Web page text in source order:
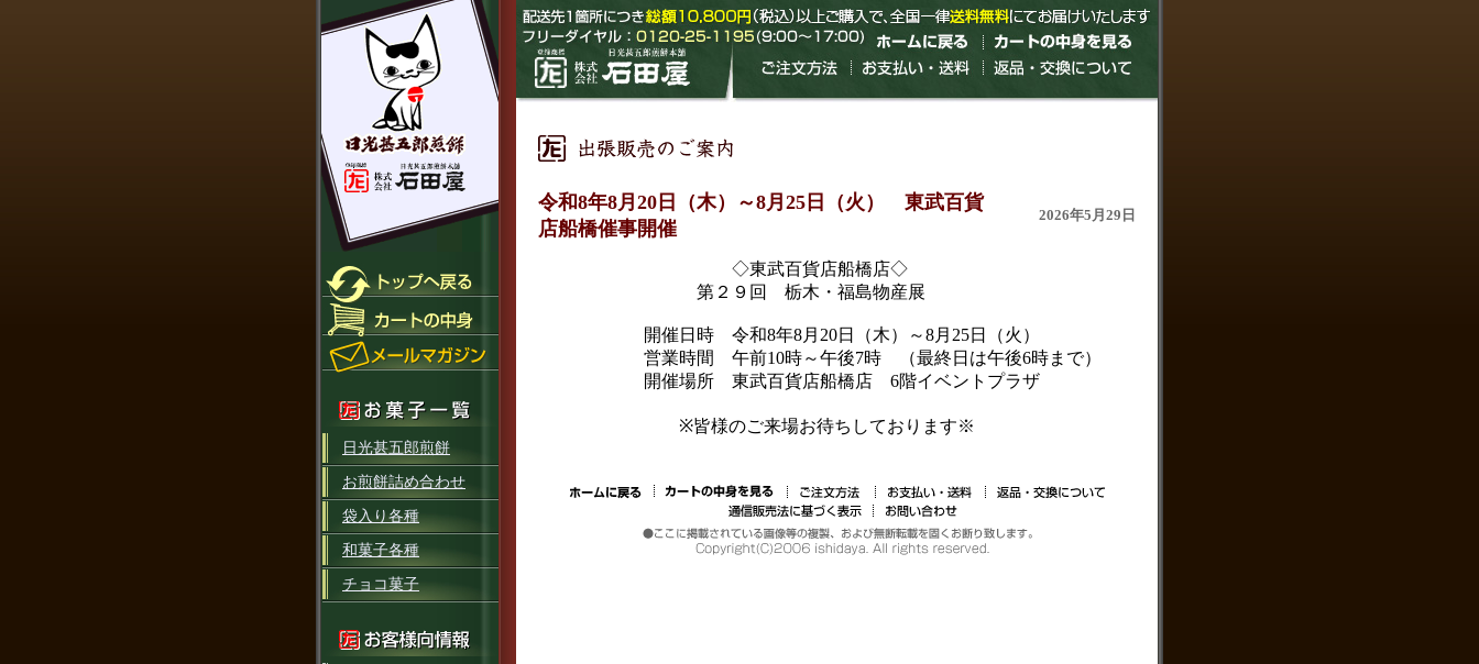
日光甚五郎煎餅
お煎餅詰め合わせ
袋入り各種
和菓子各種
チョコ菓子
令和8年8月20日（木）～8月25日（火） 東武百貨
店船橋催事開催
2026年5月29日
◇東武百貨店船橋店◇
第２９回 栃木・福島物産展
開催日時 令和8年8月20日（木）～8月25日（火）
営業時間 午前10時～午後7時 （最終日は午後6時まで）
開催場所 東武百貨店船橋店 6階イベントプラザ
※皆様のご来場お待ちしております※